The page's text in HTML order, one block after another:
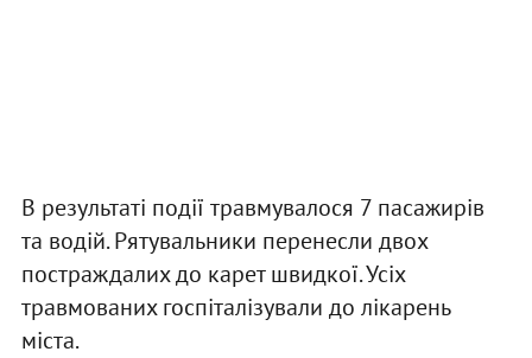
В результаті події травмувалося 7 пасажирів
та водій. Рятувальники перенесли двох
постраждалих до карет швидкої. Усіх
травмованих госпіталізували до лікарень
міста.